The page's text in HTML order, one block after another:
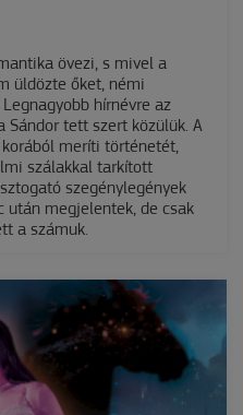
övezi, s mivel a
üldözte őket, némi
hírnévre az
Sándor tett szert közülük. A
meríti történetét,
szálakkal tarkított
szegénylegények
után megjelentek, de csak
a számuk.